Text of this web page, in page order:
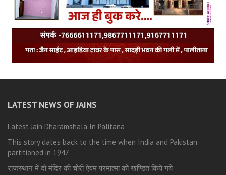
LATEST NEWS OF JAINS
Latest Jain Dharamshala In Palitana
This story dates back to the time when India and Pakistan
partitioned in 1947
राजस्थान में दो मंदिर की चोरी ऐवंम परमात्मा को खण्डित किये गये